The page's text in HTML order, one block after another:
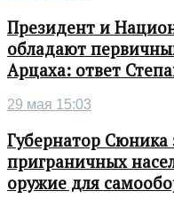
Президент и
обладают
Арцаха: ответ
29 мая 15:03
Губернатор Сюника
приграничных
оружие для